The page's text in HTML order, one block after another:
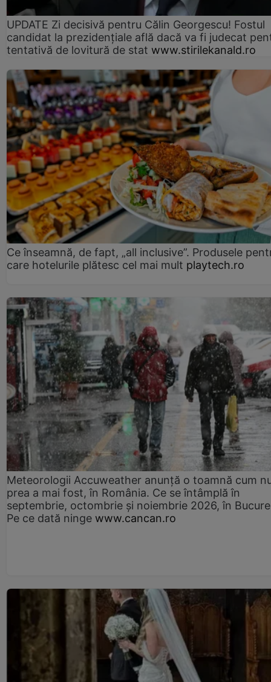
UPDATE Zi decisivă pentru Călin Georgescu! Fostul
candidat la prezidențiale află dacă va fi judecat
tentativă de lovitură de stat www.stirilekanald.ro
Ce înseamnă, de fapt, „all inclusive”. Produsele
care hotelurile plătesc cel mai mult playtech.ro
Meteorologii Accuweather anunță o toamnă cum
prea a mai fost, în România. Ce se întâmplă în
septembrie, octombrie și noiembrie 2026, în
Pe ce dată ninge www.cancan.ro